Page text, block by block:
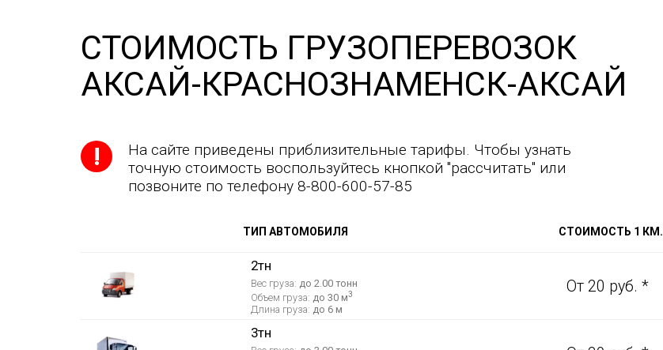
СТОИМОСТЬ ГРУЗОПЕРЕВОЗОК
АКСАЙ-КРАСНОЗНАМЕНСК-АКСАЙ
На сайте приведены приблизительные тарифы. Чтобы узнать
точную стоимость воспользуйтесь кнопкой "рассчитать" или
позвоните по телефону 8-800-600-57-85
ТИП АВТОМОБИЛЯ СТОИМОСТЬ 1 КМ.
2тн
Вес груза: до 2.00 тонн
Объем груза: до 30 м3
Длина груза: до 6 м
От 20 руб. *
3тн